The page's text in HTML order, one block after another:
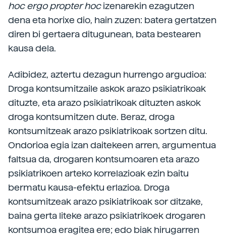
hoc ergo propter hocizenarekin ezagutzen
dena eta horixe dio, hain zuzen: batera gertatzen
diren bi gertaera ditugunean, bata bestearen
kausa dela.
Adibidez, aztertu dezagun hurrengo argudioa:
Droga kontsumitzaile askok arazo psikiatrikoak
dituzte, eta arazo psikiatrikoak dituzten askok
droga kontsumitzen dute. Beraz, droga
kontsumitzeak arazo psikiatrikoak sortzen ditu.
Ondorioa egia izan daitekeen arren, argumentua
faltsua da, drogaren kontsumoaren eta arazo
psikiatrikoen arteko korrelazioak ezin baitu
bermatu kausa-efektu erlazioa. Droga
kontsumitzeak arazo psikiatrikoak sor ditzake,
baina gerta liteke arazo psikiatrikoek drogaren
kontsumoa eragitea ere; edo biak hirugarren